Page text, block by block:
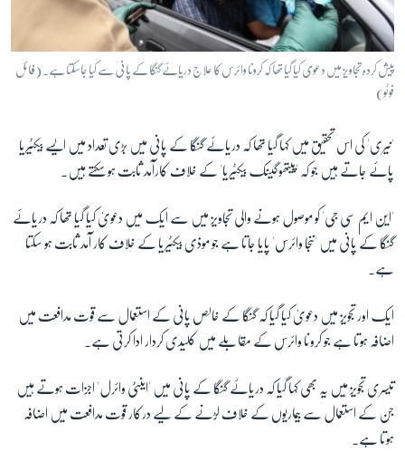
پیش کردہ تجاویز میں دعوی کیا گیا تھا کہ کرونا وائرس کا علاج دریائے گنگا کے پانی سے کیا جاسکتا ہے۔ (فائل
فوٹو)
'نیری' کی اس تحقیق میں کہا گیا تھا کہ دریائے گنگا کے پانی میں بڑی تعداد میں ایسے بیکٹیریا
پائے جاتے ہیں جو کہ 'پیتھوگینک بیکٹیریا' کے خلاف کارآمد ثابت ہو سکتے ہیں۔
'این ایم سی جی' کو موصول ہونے والی تجاویز میں سے ایک میں دعویٰ کیا گیا تھا کہ دریائے
گنگا کے پانی میں 'ننجا وائرس' پایا جاتا ہے جو موذی بیکٹیریا کے خلاف کار آمد ثابت ہو سکتا
ہے۔
ایک اور تجویز میں دعویٰ کیا گیا کہ گنگا کے خالص پانی کے استعمال سے قوت مدافعت میں
اضافہ ہوتا ہے جو کرونا وائرس کے مقابلے میں کلیدی کردار ادا کرتی ہے۔
تیسری تجویز میں یہ بھی کہا گیا کہ دریائے گنگا کے پانی میں 'اینٹی وائرل' اجزات ہوتے ہیں
جن کے استعمال سے بیماریوں کے خلاف لڑنے کے لیے درکار قوت مدافعت میں اضافہ
ہوتا ہے۔